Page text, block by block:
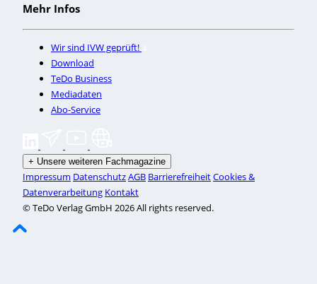
Mehr Infos
Wir sind IVW geprüft!
Download
TeDo Business
Mediadaten
Abo-Service
+ Unsere weiteren Fachmagazine
Impressum DatenschutzAGB BarrierefreiheitCookies &
Datenverarbeitung Kontakt
© TeDo Verlag GmbH 2026 All rights reserved.